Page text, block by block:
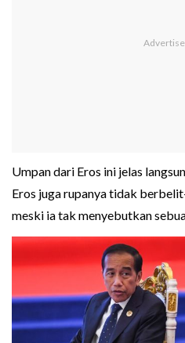
Umpan dari Eros ini jelas
Eros juga rupanya tidak
meski ia tak menyebutkan